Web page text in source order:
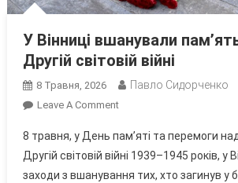
У Вінниці вшанували
Другій світовій війні
8 Травня, 2026 Павло Сидорченко
Leave A CommentOn
Вінниці
Вшанували
Пам’ять
8 травня, у День пам’яті та перемоги
Другій світовій війні 1939–1945 років, у
заходи з вшанування тих, хто загинув у